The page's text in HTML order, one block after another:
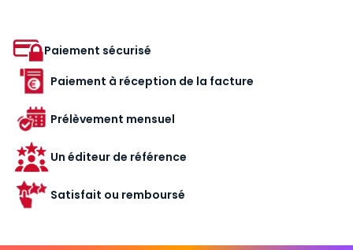
Paiement sécurisé
Paiement à réception de la facture
Prélèvement mensuel
Un éditeur de référence
Satisfait ou remboursé